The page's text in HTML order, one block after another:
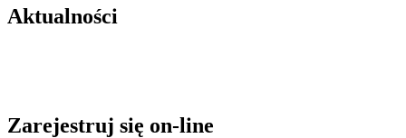
Aktualności
Zarejestruj się on-line